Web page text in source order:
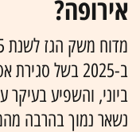
אירופה?
ביוני, והשפיע בעיקר
נשאר נמוך בהרבה